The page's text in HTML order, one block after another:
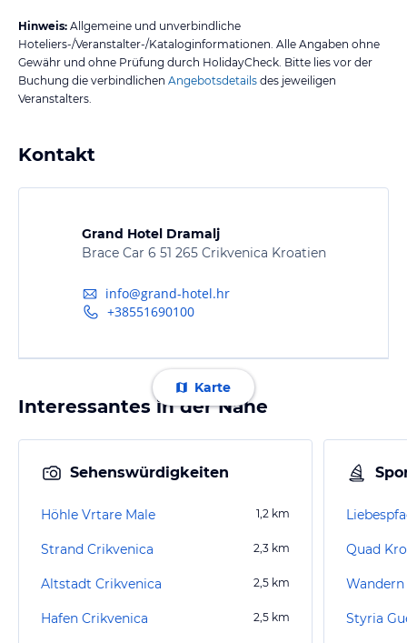
Hinweis: Allgemeine und unverbindliche
Hoteliers-/Veranstalter-/Kataloginformationen. Alle Angaben ohne
Gewähr und ohne Prüfung durch HolidayCheck. Bitte lies vor der
Buchung die verbindlichen Angebotsdetails des jeweiligen
Veranstalters.
Kontakt
Grand Hotel Dramalj
Brace Car 6 51 265 Crikvenica Kroatien
info@grand-hotel.hr
+38551690100
Karte
Interessantes in der Nähe
Sehenswürdigkeiten
Höhle Vrtare Male 1,2 km
Strand Crikvenica 2,3 km
Altstadt Crikvenica 2,5 km
Hafen Crikvenica 2,5 km
Quad
Styria